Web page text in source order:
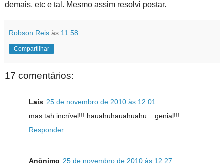
demais, etc e tal. Mesmo assim resolvi postar.
Robson Reis às 11:58
Compartilhar
17 comentários:
Laís 25 de novembro de 2010 às 12:01
mas tah incrível!!! hauahuhauahuahu... genial!!!
Responder
Anônimo 25 de novembro de 2010 às 12:27